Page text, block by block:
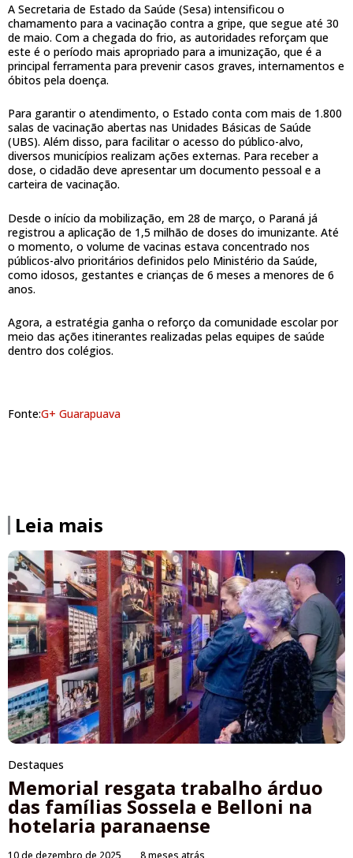
A Secretaria de Estado da Saúde (Sesa) intensificou o
chamamento para a vacinação contra a gripe, que segue até 30
de maio. Com a chegada do frio, as autoridades reforçam que
este é o período mais apropriado para a imunização, que é a
principal ferramenta para prevenir casos graves, internamentos e
óbitos pela doença.
Para garantir o atendimento, o Estado conta com mais de 1.800
salas de vacinação abertas nas Unidades Básicas de Saúde
(UBS). Além disso, para facilitar o acesso do público-alvo,
diversos municípios realizam ações externas. Para receber a
dose, o cidadão deve apresentar um documento pessoal e a
carteira de vacinação.
Desde o início da mobilização, em 28 de março, o Paraná já
registrou a aplicação de 1,5 milhão de doses do imunizante. Até
o momento, o volume de vacinas estava concentrado nos
públicos-alvo prioritários definidos pelo Ministério da Saúde,
como idosos, gestantes e crianças de 6 meses a menores de 6
anos.
Agora, a estratégia ganha o reforço da comunidade escolar por
meio das ações itinerantes realizadas pelas equipes de saúde
dentro dos colégios.
Fonte:G+ Guarapuava
Leia mais
Destaques
Memorial resgata trabalho árduo
das famílias Sossela e Belloni na
hotelaria paranaense
10 de dezembro de 2025 8 meses atrás